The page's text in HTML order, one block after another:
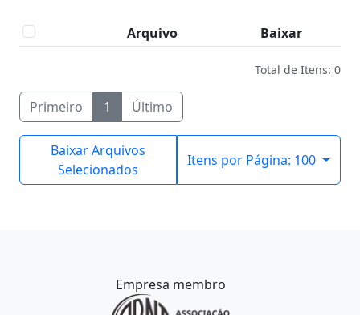
Arquivo Baixar
Total de Itens: 0
Primeiro 1 Último
Baixar Arquivos
Selecionados
Itens por Página: 100
Empresa membro